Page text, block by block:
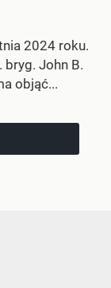
2024 roku.
John B.
objąć...